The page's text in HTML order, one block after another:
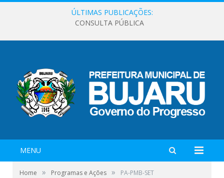
ÚLTIMAS PUBLICAÇÕES:
CONSULTA PÚBLICA
MENU
Home » Programas e Ações » PA-PMB-SET